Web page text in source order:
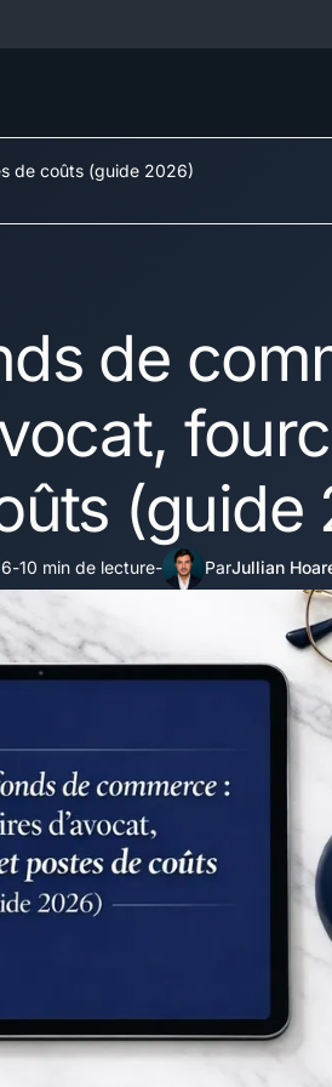
de coûts (guide 2026)
de
(guide
-10 min de lecture- ParJullian